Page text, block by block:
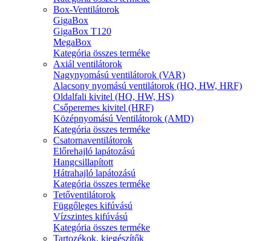
Box-Ventilátorok
GigaBox
GigaBox T120
MegaBox
Kategória összes terméke
Axiál ventilátorok
Nagynyomású ventilátorok (VAR)
Alacsony nyomású ventilátorok (HQ, HW, HRF)
Oldalfali kivitel (HQ, HW, HS)
Csőperemes kivitel (HRF)
Középnyomású Ventilátorok (AMD)
Kategória összes terméke
Csatornaventilátorok
Előrehajló lapátozású
Hangcsillapított
Hátrahajló lapátozású
Kategória összes terméke
Tetőventilátorok
Függőleges kifúvású
Vízszintes kifúvású
Kategória összes terméke
Tartozékok, kiegészítők